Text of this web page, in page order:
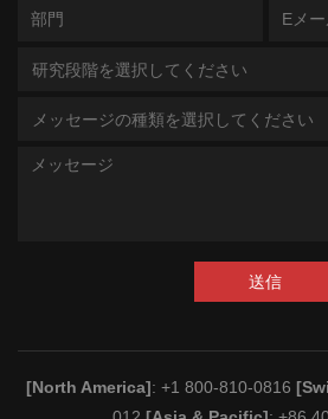
研究段階を選択してください
メッセージの種類を選択してください
送信
[North America]: +1 800-810-0816